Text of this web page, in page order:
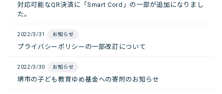
対応可能なQR決済に「Smart Cord」の一部が追加になりまし
た。
2022/3/31 お知らせ
プライバシーポリシーの一部改訂について
2022/3/30 お知らせ
堺市の子ども教育ゆめ基金への寄附のお知らせ